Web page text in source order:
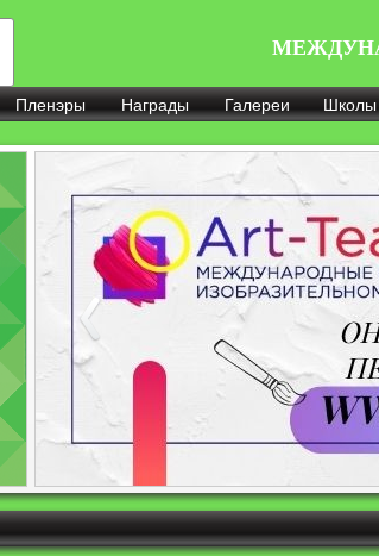
Пленэры Награды Галереи Школы